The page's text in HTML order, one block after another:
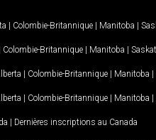
| Colombie-Britannique | Manitoba |
Colombie-Britannique | Manitoba |
| Colombie-Britannique | Manitoba |
| Colombie-Britannique | Manitoba |
| Dernières inscriptions au Canada